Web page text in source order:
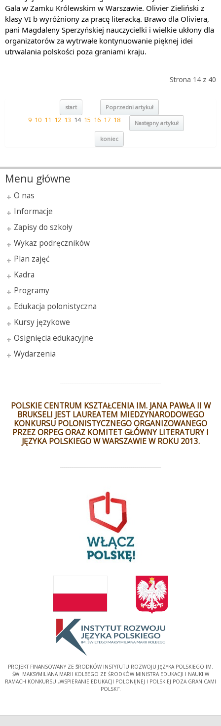
Gala w Zamku Królewskim w Warszawie. Olivier Zieliński z
klasy VI b wyróżniony za pracę literacką. Brawo dla Oliviera,
pani Magdaleny Sperzyńskiej nauczycielki i wielkie ukłony dla
organizatorów za wytrwałe kontynuowanie pięknej idei
utrwalania polskości poza graniami kraju.
Strona 14 z 40
start Poprzedni artykuł
9 10 11 12 13 14 15 16 17 18 Następny artykuł
koniec
Menu główne
O nas
Informacje
Zapisy do szkoły
Wykaz podręczników
Plan zajęć
Kadra
Programy
Edukacja polonistyczna
Kursy językowe
Osignięcia edukacyjne
Wydarzenia
POLSKIE CENTRUM KSZTAŁCENIA IM. JANA PAWŁA II W
BRUKSELI JEST LAUREATEM MIEDZYNARODOWEGO
KONKURSU POLONISTYCZNEGO ORGANIZOWANEGO
PRZEZ ORPEG ORAZ KOMITET GŁÓWNY LITERATURY I
JĘZYKA POLSKIEGO W WARSZAWIE W ROKU 2013.
PROJEKT FINANSOWANY ZE ŚRODKÓW INSTYTUTU ROZWOJU JĘZYKA POLSKIEGO IM.
ŚW. MAKSYMILIANA MARII KOLBEGO ZE ŚRODKÓW MINISTRA EDUKACJI I NAUKI W
RAMACH KONKURSU „WSPIERANIE EDUKACJI POLONIJNEJ I POLSKIEJ POZA GRANICAMI
POLSKI”.